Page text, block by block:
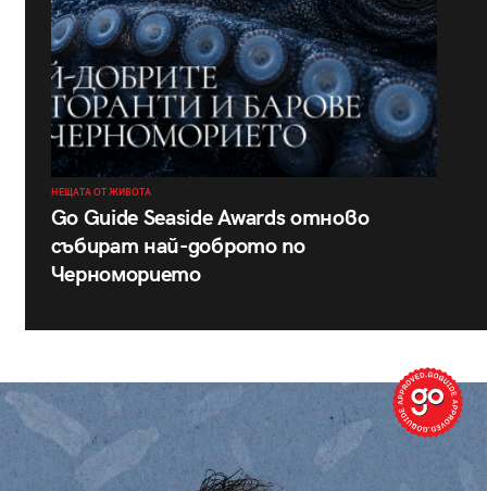
НЕЩАТА ОТ ЖИВОТА
Go Guide Seaside Awards отново
събират най-доброто по
Черноморието